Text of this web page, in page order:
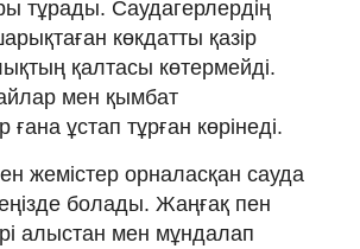
тұрады. Саудагерлердің
көкдатты қазір
қалтасы көтермейді.
мен қымбат
ұстап тұрған көрінеді.
жемістер орналасқан сауда
болады. Жаңғақ пен
алыстан мен мұндалап